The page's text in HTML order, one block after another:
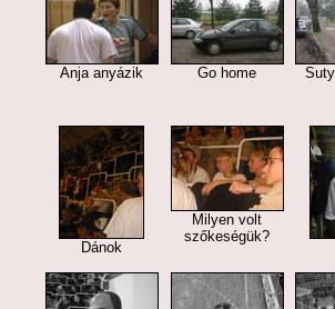
Anja anyázik Go home
Dánok
Milyen volt
szőkeségük?